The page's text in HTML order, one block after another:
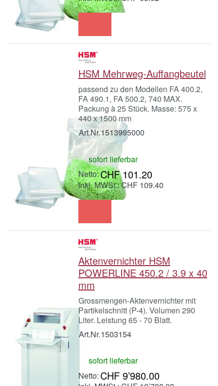
HSM Mehrweg-Auffangbeutel
passend zu den Modellen FA 400.2,
FA 490.1, FA 500.2, 740 MAX.
Packung à 25 Stück. Masse: 575 x
440 x 1500 mm
Art.Nr.1513995000
sofort lieferbar
CHF 101.20
inkl. MWSt.: CHF 109.40
Aktenvernichter HSM
POWERLINE 450.2 / 3.9 x 40
mm
Grossmengen-Aktenvernichter mit
Partikelschnitt (P-4). Volumen 290
Liter. Leistung 65 - 70 Blatt.
Art.Nr.1503154
sofort lieferbar
CHF 9’980.00